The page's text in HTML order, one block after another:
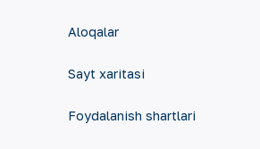
Aloqalar
Sayt xaritasi
Foydalanish shartlari